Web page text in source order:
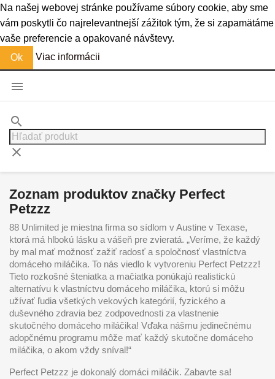
Na našej webovej stránke používame súbory cookie, aby sme
vám poskytli čo najrelevantnejší zážitok tým, že si zapamätáme
vaše preferencie a opakované návštevy.
Ok
Viac informácii

search
clear
Zoznam produktov značky Perfect
Petzzz
88 Unlimited je miestna firma so sídlom v Austine v Texase,
ktorá má hlbokú lásku a vášeň pre zvieratá. „Veríme, že každý
by mal mať možnosť zažiť radosť a spoločnosť vlastníctva
domáceho miláčika. To nás viedlo k vytvoreniu Perfect Petzzz!
Tieto rozkošné šteniatka a mačiatka ponúkajú realistickú
alternatívu k vlastníctvu domáceho miláčika, ktorú si môžu
užívať ľudia všetkých vekových kategórií, fyzického a
duševného zdravia bez zodpovednosti za vlastnenie
skutočného domáceho miláčika! Vďaka nášmu jedinečnému
adopčnému programu môže mať každý skutočne domáceho
miláčika, o akom vždy sníval!“
Perfect Petzzz je dokonalý domáci miláčik. Zabavte sa!